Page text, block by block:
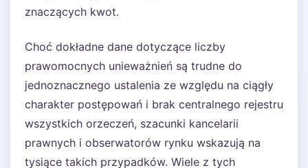
znaczących kwot.
Choć dokładne dane dotyczące liczby
prawomocnych unieważnień są trudne do
jednoznacznego ustalenia ze względu na ciągły
charakter postępowań i brak centralnego rejestru
wszystkich orzeczeń, szacunki kancelarii
prawnych i obserwatorów rynku wskazują na
tysiące takich przypadków. Wiele z tych